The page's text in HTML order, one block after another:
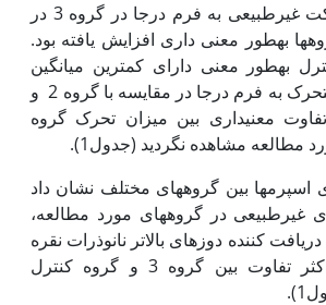
میانگین درصد حرکت غیرطبیعی به فرم درجا در گروه 3 در
به‏طور معنی داری افزایش یافته بود.
به‏طور معنی دارای کمترین میانگین
درصد اسپرم‏های متحرک به فرم درجا در مقایسه با گروه 2 و
تفاوت معنی‏داری بین میزان تحرک گروه
اسپرم‏ها بین گروه‏های مختلف نشان داد
غیرطبیعی در گروه‏های مورد مطالعه،
کننده دوزهای بالاتر نانوذرات نقره
بیشتر بوده و حد‏اکثر تفاوت بین گروه 3 و گروه کنترل